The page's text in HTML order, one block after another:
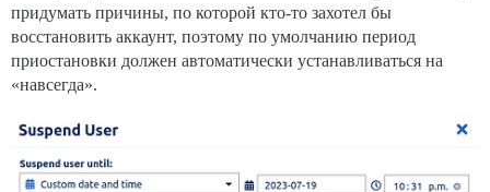
придумать причины, по которой кто-то захотел бы
восстановить аккаунт, поэтому по умолчанию период
приостановки должен автоматически устанавливаться на
«навсегда».